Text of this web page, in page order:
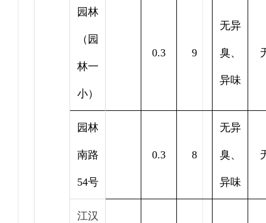
园林
（园
林一
小）
0.3 9
无异
臭、
异味
园林
南路
54号
0.3 8
无异
臭、
异味
江汉